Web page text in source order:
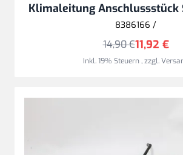
Klimaleitung Anschlussstück
8386166 /
11,92 €
14,90 €
Inkl. 19% Steuern,zzgl.